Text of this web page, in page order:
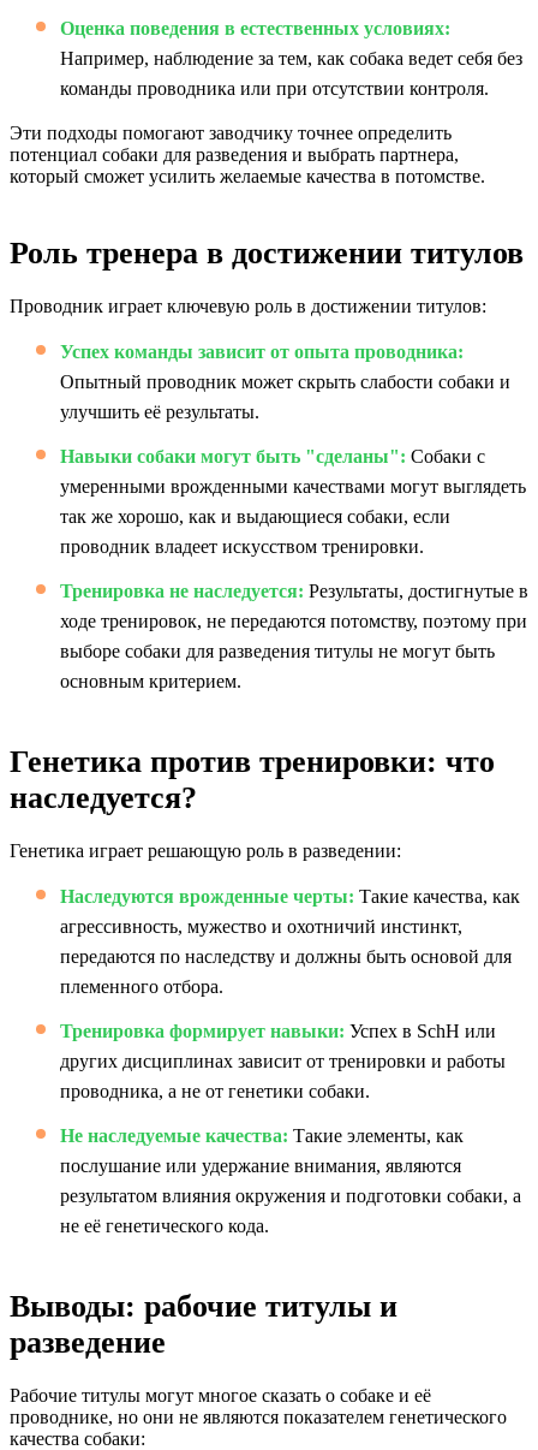
Оценка поведения в естественных условиях:
Например, наблюдение за тем, как собака ведет себя без
команды проводника или при отсутствии контроля.
Эти подходы помогают заводчику точнее определить
потенциал собаки для разведения и выбрать партнера,
который сможет усилить желаемые качества в потомстве.
Роль тренера в достижении титулов
Проводник играет ключевую роль в достижении титулов:
Успех команды зависит от опыта проводника:
Опытный проводник может скрыть слабости собаки и
улучшить её результаты.
Навыки собаки могут быть "сделаны": Собаки с
умеренными врожденными качествами могут выглядеть
так же хорошо, как и выдающиеся собаки, если
проводник владеет искусством тренировки.
Тренировка не наследуется: Результаты, достигнутые в
ходе тренировок, не передаются потомству, поэтому при
выборе собаки для разведения титулы не могут быть
основным критерием.
Генетика против тренировки: что
наследуется?
Генетика играет решающую роль в разведении:
Наследуются врожденные черты: Такие качества, как
агрессивность, мужество и охотничий инстинкт,
передаются по наследству и должны быть основой для
племенного отбора.
Тренировка формирует навыки: Успех в SchH или
других дисциплинах зависит от тренировки и работы
проводника, а не от генетики собаки.
Не наследуемые качества: Такие элементы, как
послушание или удержание внимания, являются
результатом влияния окружения и подготовки собаки, а
не её генетического кода.
Выводы: рабочие титулы и
разведение
Рабочие титулы могут многое сказать о собаке и её
проводнике, но они не являются показателем генетического
качества собаки: